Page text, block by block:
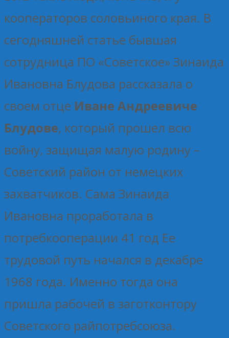
кооператоров соловьиного края. В
сегодняшней статье бывшая
сотрудница ПО «Советское» Зинаида
Ивановна Блудова рассказала о
своем отце Иване Андреевиче
Блудове, который прошел всю
войну, защищая малую родину –
Советский район от немецких
захватчиков. Сама Зинаида
Ивановна проработала в
потребкооперации 41 год Ее
трудовой путь начался в декабре
1968 года. Именно тогда она
пришла рабочей в заготконтору
Советского райпотребсоюза.